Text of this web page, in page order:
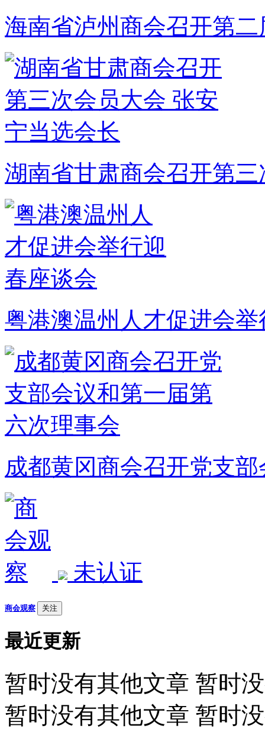
海南省泸州商会召开第
湖南省甘肃商会召开第
粤港澳温州人才促进会
成都黄冈商会召开党支
未认证
商会观察 关注
最近更新
暂时没有其他文章 暂时
暂时没有其他文章 暂时